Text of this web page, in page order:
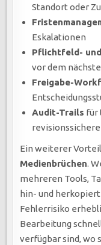
Standort oder
Eskalationen
Pflichtfeld-
vor dem
Freigabe-
Audit-Trails für
Ein weiterer
Medienbrüchen.
mehreren Tools,
hin- und
Fehlerrisiko
Bearbeitung
verfügbar sind, wo